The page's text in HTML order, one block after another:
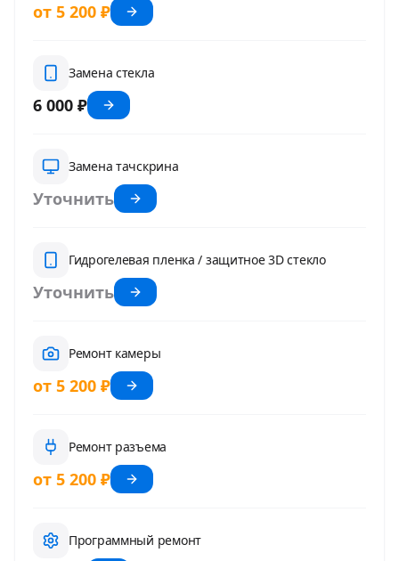
от 5 200 ₽
Замена стекла
6 000 ₽
Замена тачскрина
Уточнить
Гидрогелевая пленка / защитное 3D стекло
Уточнить
Ремонт камеры
от 5 200 ₽
Ремонт разъема
от 5 200 ₽
Программный ремонт